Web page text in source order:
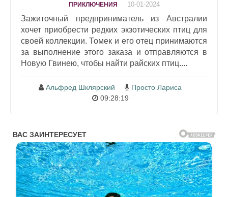
ПРИКЛЮЧЕНИЯ 10-01-2024
Зажиточный предприниматель из Австралии
хочет приобрести редких экзотических птиц для
своей коллекции. Томек и его отец принимаются
за выполнение этого заказа и отправляются в
Новую Гвинею, чтобы найти райских птиц....
Альфред Шклярский
Просто Лариса
09:28:19